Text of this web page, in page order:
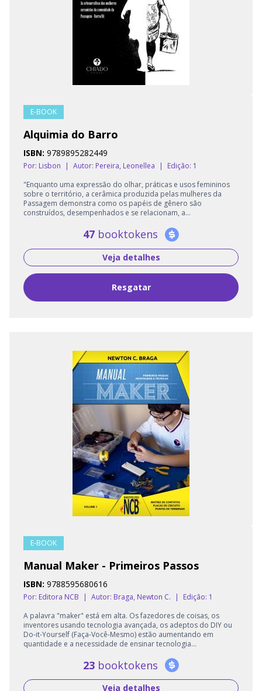
E-BOOK
Alquimia do Barro
ISBN: 9789895282449
Por: Lisbon | Autor: Pereira, Leonellea |
Edição: 1
"Enquanto uma expressão do olhar, práticas e usos femininos
sobre o território, a cerâmica produzida pelas mulheres da
Passagem demonstra como os papéis de gênero são
construídos, desempenhados e se relacionam, a...
47 booktokens
Veja detalhes
Resgatar
E-BOOK
Manual Maker - Primeiros Passos
ISBN: 9788595680616
Por: Editora NCB | Autor: Braga, Newton C. |
Edição: 1
A palavra "maker" está em alta. Os fazedores de coisas, os
inventores usando tecnologia avançada, os adeptos do DIY ou
Do-it-Yourself (Faça-Você-Mesmo) estão aumentando em
quantidade e a necessidade de ensinar tecnologia...
23 booktokens
Veja detalhes